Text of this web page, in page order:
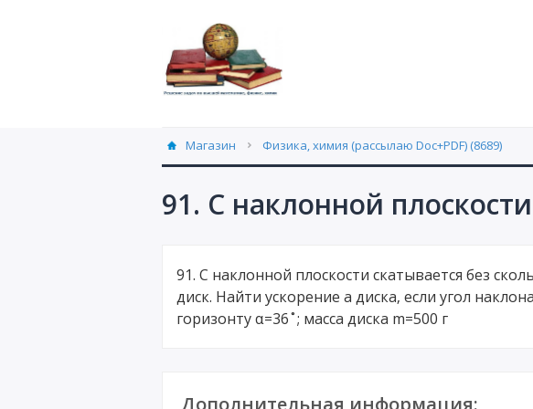
Магазин Физика, химия (рассылаю Doc+PDF) (8689)
91. С наклонной
91. С наклонной плоскости скатывается без
диск. Найти ускорение а диска, если угол
горизонту α=36˚; масса диска m=500 г
Дополнительная информация: